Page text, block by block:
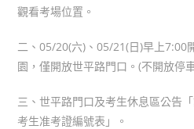
觀看考場位置。
二、05/20(六)、05/21(日)早上7:00
園，僅開放世平路門口。(不開放停
三、世平路門口及考生休息區公告
考生准考證編號表」。